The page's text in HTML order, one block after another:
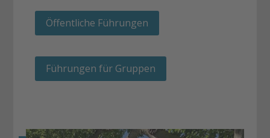
Öffentliche Führungen
Führungen für Gruppen